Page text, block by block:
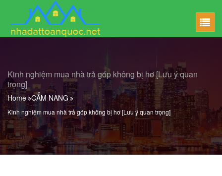
Kinh nghiệm mua nhà trả góp không bị hơ [Lưu ý quan
trọng]
Home CẨM NANG
Kinh nghiệm mua nhà trả góp không bị hơ [Lưu ý quan trọng]